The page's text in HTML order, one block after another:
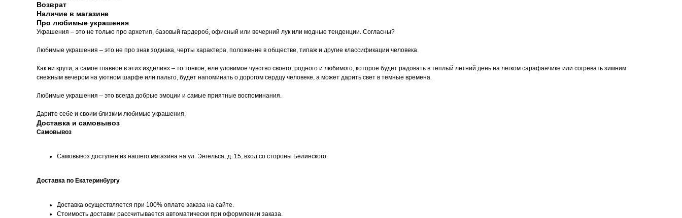
Возврат
Наличие в магазине
Про любимые украшения
Украшения – это не только про архетип, базовый гардероб, офисный или вечерний лук или модные тенденции. Согласны?
Любимые украшения – это не про знак зодиака, черты характера, положение в обществе, типаж и другие классификации человека.
Как ни крути, а самое главное в этих изделиях – то тонкое, еле уловимое чувство своего, родного и любимого, которое будет радовать в теплый летний день на легком сарафанчике или согревать зимним
снежным вечером на уютном шарфе или пальто, будет напоминать о дорогом сердцу человеке, а может дарить свет в темные времена.
Любимые украшения – это всегда добрые эмоции и самые приятные воспоминания.
Дарите себе и своим близким любимые украшения.
Доставка и самовывоз
Самовывоз
Самовывоз доступен из нашего магазина на ул. Энгельса, д. 15, вход со стороны Белинского.
Доставка по Екатеринбургу
Доставка осуществляется при 100% оплате заказа на сайте.
Стоимость доставки рассчитывается автоматически при оформлении заказа.